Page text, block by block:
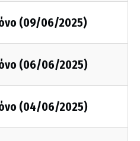
(09/06/2025)
(06/06/2025)
(04/06/2025)